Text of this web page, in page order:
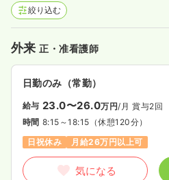
絞り込む
外来正・准看護師
日勤のみ（常勤）
給与 23.0〜26.0万円/月 賞与2回
時間 8:15～18:15 （休憩120分）
日祝休み
月給26万円以上可
気になる